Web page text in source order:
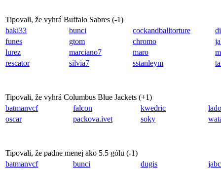
Tipovali, že vyhrá Buffalo Sabres (-1)
baki33
bunci cockandballtorture
funes
gtom chromo
lurez
marciano7 maro
rescator
silvia7 sstanleym
Tipovali, že vyhrá Columbus Blue Jackets (+1)
batmanvcf
falcon kwedric
oscar
packova.ivet soky
Tipovali, že padne menej ako 5.5 gólu (-1)
batmanvcf
bunci dugis